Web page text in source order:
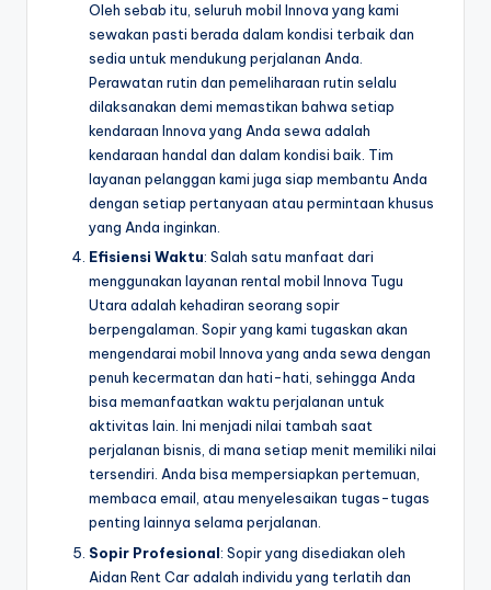
Oleh sebab itu, seluruh mobil Innova yang kami
sewakan pasti berada dalam kondisi terbaik dan
sedia untuk mendukung perjalanan Anda.
Perawatan rutin dan pemeliharaan rutin selalu
dilaksanakan demi memastikan bahwa setiap
kendaraan Innova yang Anda sewa adalah
kendaraan handal dan dalam kondisi baik. Tim
layanan pelanggan kami juga siap membantu Anda
dengan setiap pertanyaan atau permintaan khusus
yang Anda inginkan.
Efisiensi Waktu: Salah satu manfaat dari
menggunakan layanan rental mobil Innova Tugu
Utara adalah kehadiran seorang sopir
berpengalaman. Sopir yang kami tugaskan akan
mengendarai mobil Innova yang anda sewa dengan
penuh kecermatan dan hati-hati, sehingga Anda
bisa memanfaatkan waktu perjalanan untuk
aktivitas lain. Ini menjadi nilai tambah saat
perjalanan bisnis, di mana setiap menit memiliki nilai
tersendiri. Anda bisa mempersiapkan pertemuan,
membaca email, atau menyelesaikan tugas-tugas
penting lainnya selama perjalanan.
Sopir Profesional: Sopir yang disediakan oleh
Aidan Rent Car adalah individu yang terlatih dan